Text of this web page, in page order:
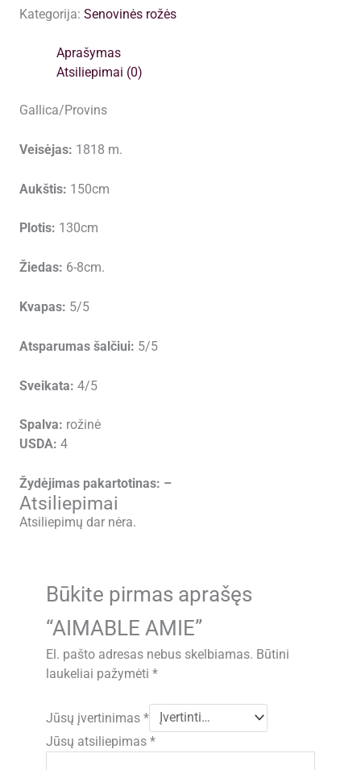
Kategorija: Senovinės rožės
Aprašymas
Atsiliepimai (0)
Gallica/Provins
Veisėjas: 1818 m.
Aukštis: 150cm
Plotis: 130cm
Žiedas: 6-8cm.
Kvapas: 5/5
Atsparumas šalčiui: 5/5
Sveikata: 4/5
Spalva: rožinė
USDA: 4
Žydėjimas pakartotinas: –
Atsiliepimai
Atsiliepimų dar nėra.
Būkite pirmas aprašęs
“AIMABLE AMIE”
El. pašto adresas nebus skelbiamas. Būtini
laukeliai pažymėti*
Jūsų įvertinimas*
Jūsų atsiliepimas*